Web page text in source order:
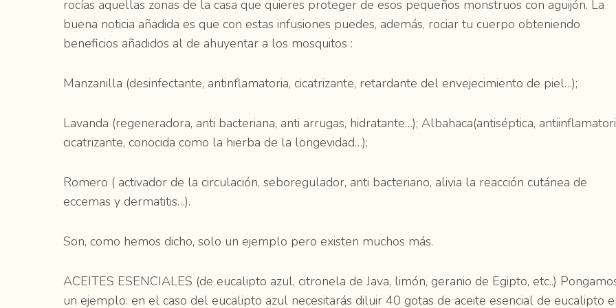
rocías aquellas zonas de la casa que quieres proteger de esos pequeños monstruos con aguijón. La
buena noticia añadida es que con estas infusiones puedes, además, rociar tu cuerpo obteniendo
beneficios añadidos al de ahuyentar a los mosquitos :
Manzanilla (desinfectante, antinflamatoria, cicatrizante, retardante del envejecimiento de piel…);
Lavanda (regeneradora, anti bacteriana, anti arrugas, hidratante…); Albahaca(antiséptica,
cicatrizante, conocida como la hierba de la longevidad…);
Romero ( activador de la circulación, seboregulador, anti bacteriano, alivia la reacción cutánea de
eccemas y dermatitis…).
Son, como hemos dicho, solo un ejemplo pero existen muchos más.
ACEITES ESENCIALES (de eucalipto azul, citronela de Java, limón, geranio de Egipto, etc..)
un ejemplo: en el caso del eucalipto azul necesitarás diluir 40 gotas de aceite esencial de eucalipto